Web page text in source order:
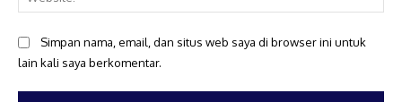
Simpan nama, email, dan situs web saya di browser ini untuk
lain kali saya berkomentar.